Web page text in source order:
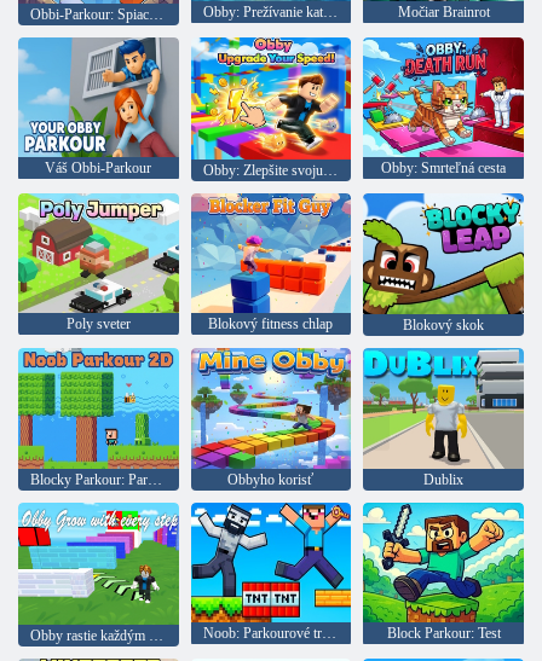
Obbi-Parkour: Spiaci mozog Obby: Prežívanie katastrof Močiar Brainrot
Váš Obbi-Parkour Obby: Smrteľná cesta
Poly sveter Blokový fitness chlap Blokový skok
Blocky Parkour: Parkour Nuba 2D Obbyho korisť Dublix
Noob: Parkourové triky Block Parkour: Test